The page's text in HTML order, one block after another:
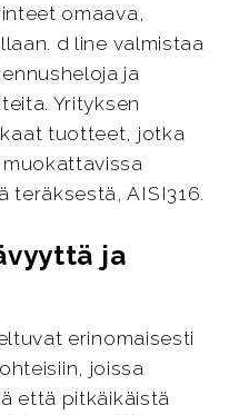
omaava,
d line valmistaa
ja
Yrityksen
tuotteet, jotka
teräksestä, AISI316.
ja
erinomaisesti
joissa
että pitkäikäistä